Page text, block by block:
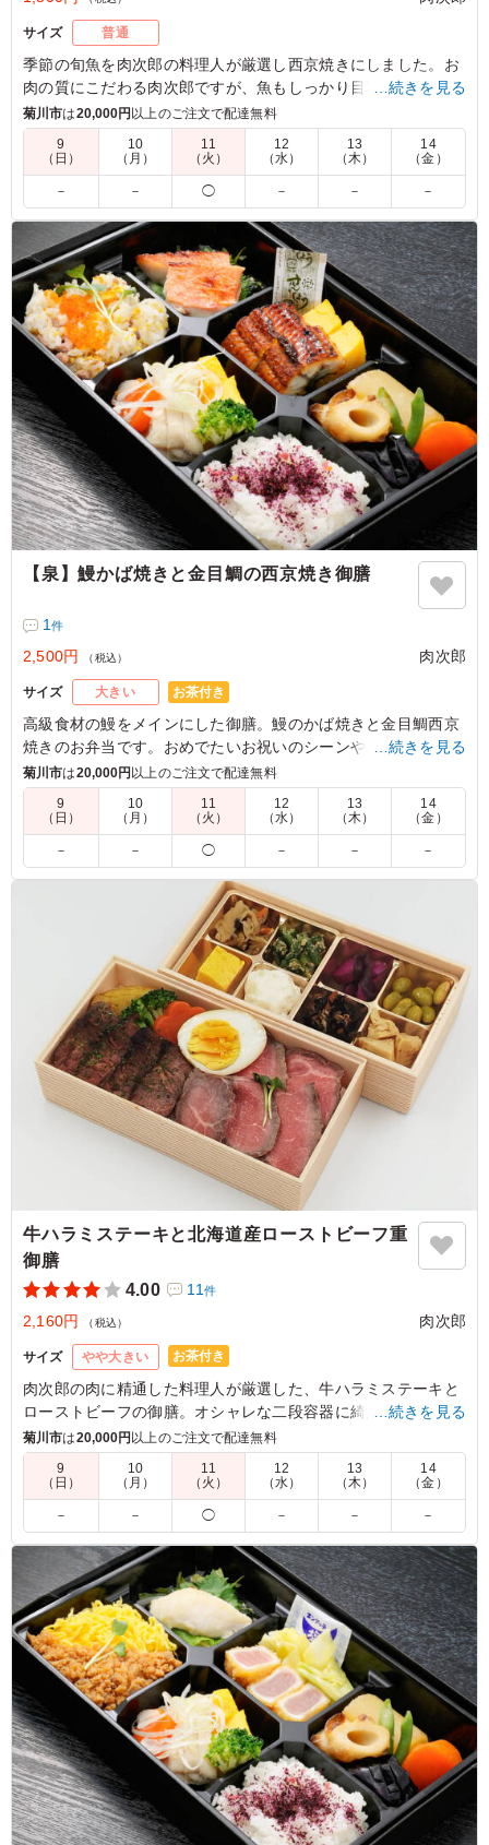
サイズ 普通
季節の旬魚を肉次郎の料理人が厳選し西京焼きにしました。お
肉の質にこだわる肉次郎ですが、魚もしっかり目利きをし調理
をしています。会議のお弁当にお召し上がりください。
5.0
肉が苦手な方向けに選びましたが、魚の西京焼きが程よい
甘みと香ばしさで食べやすく、全体のバランスも良く好評
でした。副菜も彩り豊かで、あっさりしつつ満足感のある
内容でした。
ご利用シーン：会議・セミナー›会議
静岡県静岡市駿河区東静岡2026/06/18
…続きを見る
菊川市は20,000円 以上のご注文で配達無料
9
（日）
10
（月）
11
（火）
12
（水）
13
（木）
14
（金）
－ － ◯ － － －
【泉】鰻かば焼きと金目鯛の西京焼き御膳
1件
2,500円 （税込） 肉次郎
サイズ 大きい お茶付き
高級食材の鰻をメインにした御膳。鰻のかば焼きと金目鯛西京
焼きのお弁当です。おめでたいお祝いのシーンや、接待でも重
宝されているお弁当。老若男女皆から喜ばれる和食で、ご飯も
2種類楽しめる幕ノ内風になっています。ぜひご利用くださ
い。
4.5
種類も大まかに6つに分かれ、アクサせない工夫がこられ
ていると思いました。また、味がしっかりした食べ物や薄
味に味付けした食べ物などあり、いが持たれにくい工夫な
どこらしていると思いました。
ご利用シーン：－
静岡県浜松市中央区三方原町2025/05/23
…続きを見る
菊川市は20,000円 以上のご注文で配達無料
9
（日）
10
（月）
11
（火）
12
（水）
13
（木）
14
（金）
－ － ◯ － － －
牛ハラミステーキと北海道産ローストビーフ重
御膳
4.00
11件
2,160円 （税込） 肉次郎
サイズ やや大きい お茶付き
肉次郎の肉に精通した料理人が厳選した、牛ハラミステーキと
ローストビーフの御膳。オシャレな二段容器に綺麗に2種の肉
が並びます。副菜も豪華に8種。お肉と和惣菜をお楽しみくだ
さい。
株式会社アビス
食事のバランスも考えておられるのか、色どりもよくおい
しそうだと思います。 また、お茶が付いてくるのもあり
がたいです。 この時期、赤みのお肉は毛嫌いされがちで
すが。おいしいとのコメントを頂きました。
ご利用シーン：会議・セミナー›勉強会
静岡県藤枝市駿河台2024/08/03
…続きを見る
菊川市は20,000円以上のご注文で配達無料
9
（日）
10
（月）
11
（火）
12
（水）
13
（木）
14
（金）
－ － ◯ － － －